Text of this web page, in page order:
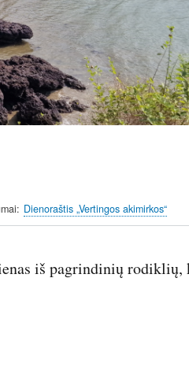
Dienoraštis „Vertingos akimirkos“
iš pagrindinių rodiklių,